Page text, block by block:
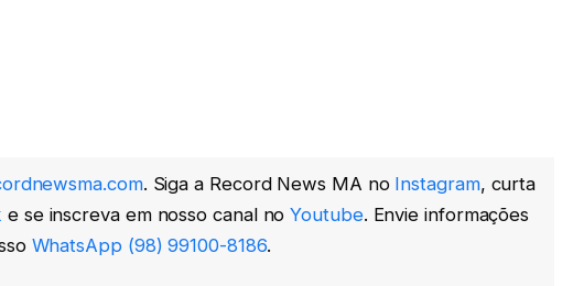
. Siga a Record News MA no Instagram, curta
e se inscreva em nosso canal noYoutube. Envie informações
WhatsApp (98) 99100-8186.